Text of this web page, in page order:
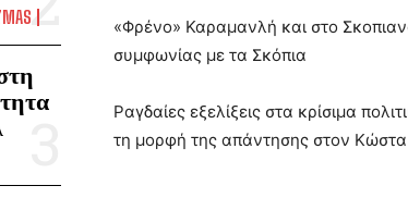
«Φρένο» Καραμανλή και στο
συμφωνίας με τα Σκόπια
Ραγδαίες εξελίξεις στα κρίσιμα
τη μορφή της απάντησης στον Κώστα